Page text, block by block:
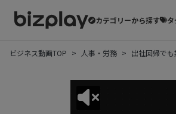
カテゴリーから探す
ビジネス動画TOP 人事・労務 出社回帰で